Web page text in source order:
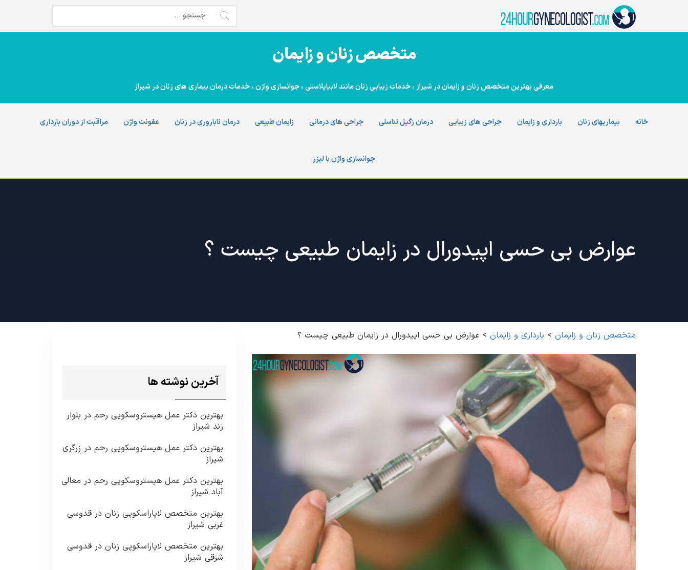
جستجو
برای:
متخصص زنان و زایمان
معرفی بهترین متخصص زنان و زایمان در شیراز ، خدمات زیبایی زنان مانند لابیاپلاستی ، جوانسازی واژن ، خدمات درمان بیماری های زنان در شیراز
خانه بیماریهای زنان بارداری و زایمان جراحی های زیبایی درمان زگیل تناسلی جراحی های درمانی زایمان طبیعی درمان ناباروری در زنان عفونت واژن مراقبت از دوران بارداری
جوانسازی واژن با لیزر
عوارض بی حسی اپیدورال در زایمان طبیعی چیست ؟
متخصص زنان و زایمان > بارداری و زایمان > عوارض بی حسی اپیدورال در زایمان طبیعی چیست ؟
آخرین نوشته ها
بهترین دکتر عمل هیستروسکوپی رحم در بلوار
زند شیراز
بهترین دکتر عمل هیستروسکوپی رحم در زرگری
شیراز
بهترین دکتر عمل هیستروسکوپی رحم در معالی
آباد شیراز
بهترین متخصص لاپاراسکوپی زنان در قدوسی
غربی شیراز
بهترین متخصص لاپاراسکوپی زنان در قدوسی
شرقی شیراز